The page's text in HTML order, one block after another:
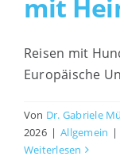
Praxis-Shop
Blog
mit
Reisen mit
Europäische
Von Dr. Gabriele
2026 | Allgemein |
Weiterlesen